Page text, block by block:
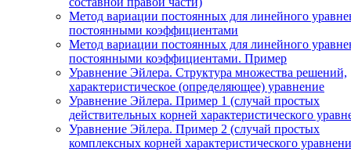
Метод вариации постоянных для линейного
постоянными коэффициентами
Метод вариации постоянных для линейного
постоянными коэффициентами. Пример
Уравнение Эйлера. Структура множества решений,
характеристическое (определяющее) уравнение
Уравнение Эйлера. Пример 1 (случай простых
действительных корней характеристического
Уравнение Эйлера. Пример 2 (случай простых
комплексных корней характеристического